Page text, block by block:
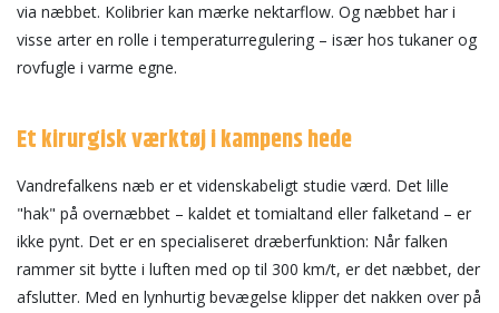
via næbbet. Kolibrier kan mærke nektarflow. Og næbbet har i
visse arter en rolle i temperaturregulering – især hos tukaner og
rovfugle i varme egne.
Et kirurgisk værktøj i kampens hede
Vandrefalkens næb er et videnskabeligt studie værd. Det lille
"hak" på overnæbbet – kaldet et tomialtand eller falketand – er
ikke pynt. Det er en specialiseret dræberfunktion: Når falken
rammer sit bytte i luften med op til 300 km/t, er det næbbet, der
afslutter. Med en lynhurtig bevægelse klipper det nakken over på